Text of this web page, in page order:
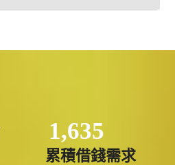
1,635
累積借錢需求